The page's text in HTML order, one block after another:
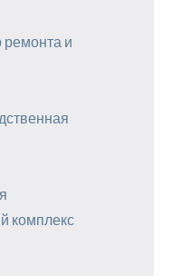
и
комплекс